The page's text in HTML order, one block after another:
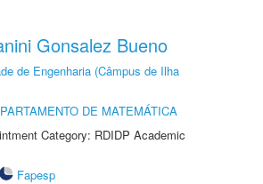
Gonsalez Bueno
de Engenharia (Câmpus de Ilha
DE MATEMÁTICA
Category: RDIDP Academic
Fapesp